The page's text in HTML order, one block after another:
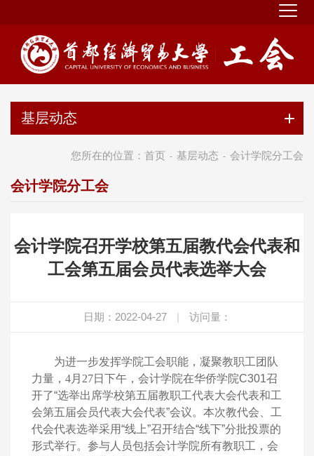
基层动态
您所在的位置： 首页 - 基层动态 - 会计学院分工会
会计学院分工会
会计学院召开学校第五届教代会代表和
工会第五届会员代表选举大会
日期：2022-04-27 | 访问量：
为进一步发挥学院工会职能，凝聚教职工团队
力量，4月27日下午，会计学院在华侨学院C301召
开了“选举出席学校第五届教职工代表大会代表和工
会第五届会员代表大会代表”会议。本次教代会、工
代会代表选举采用“线上”召开结合“线下”分批投票的
形式举行。参与人员包括会计学院所有教职工，会